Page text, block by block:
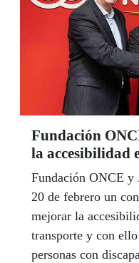
Fundación
la accesibilidad
Fundación ONCE y
20 de febrero un
mejorar la
transporte y con
personas con